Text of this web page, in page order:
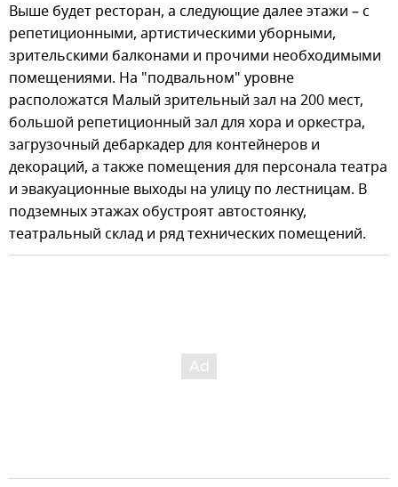
Выше будет ресторан, а следующие далее этажи – с
репетиционными, артистическими уборными,
зрительскими балконами и прочими необходимыми
помещениями. На "подвальном" уровне
расположатся Малый зрительный зал на 200 мест,
большой репетиционный зал для хора и оркестра,
загрузочный дебаркадер для контейнеров и
декораций, а также помещения для персонала театра
и эвакуационные выходы на улицу по лестницам. В
подземных этажах обустроят автостоянку,
театральный склад и ряд технических помещений.